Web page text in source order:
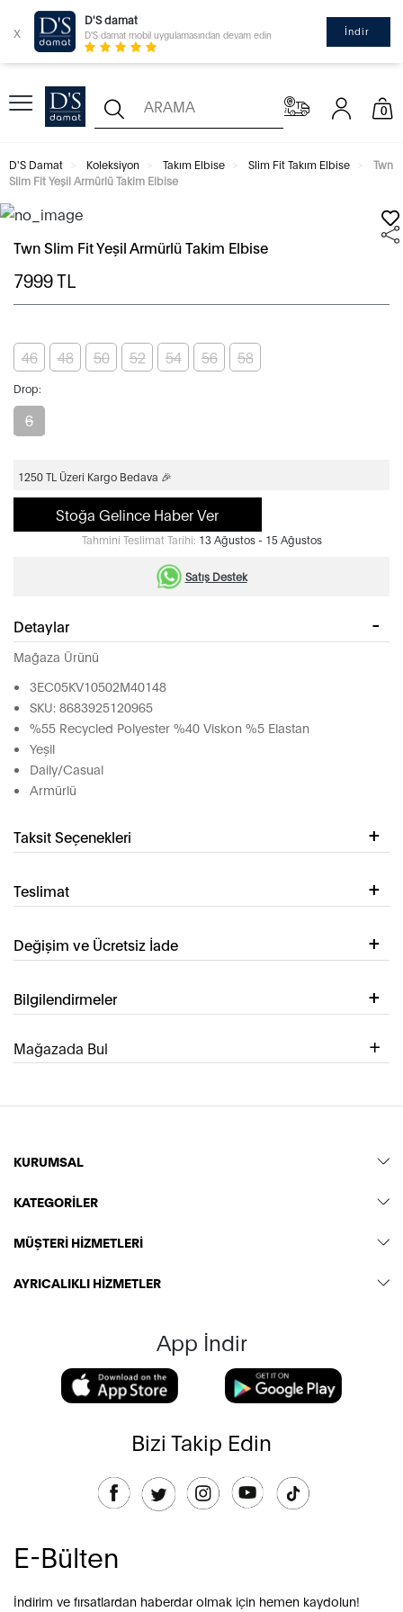
x
D'S damat
D'S damat mobil uygulamasından devam edin İndir
0
D'S Damat Koleksiyon Takım Elbise Slim Fit Takım Elbise
Twn
Slim Fit Yeşil Armürlü Takim Elbise
Twn Slim Fit Yeşil Armürlü Takim Elbise
7999TL
46 48 50 52 54 56 58
Drop:
6
1250 TL Üzeri Kargo Bedava 🎉
Stoğa Gelince Haber Ver
Tahmini Teslimat Tarihi: 13 Ağustos - 15 Ağustos
Satış Destek
Detaylar
Mağaza Ürünü
3EC05KV10502M40148
SKU: 8683925120965
%55 Recycled Polyester %40 Viskon %5 Elastan
Yeşil
Daily/Casual
Armürlü
Taksit Seçenekleri
Teslimat
Değişim ve Ücretsiz İade
Bilgilendirmeler
Mağazada Bul
KURUMSAL
KATEGORİLER
MÜŞTERİ HİZMETLERİ
AYRICALIKLI HİZMETLER
App İndir
Bizi Takip Edin
E-Bülten
İndirim ve fırsatlardan haberdar olmak için hemen kaydolun!